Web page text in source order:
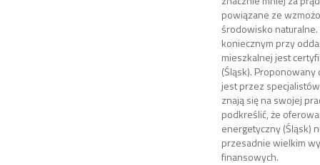
powiązane ze
środowisko
koniecznym przy
mieszkalnej jest
(Śląsk).
jest przez
znają się na swojej
podkreślić, że
energetyczny (Śląsk)
przesadnie wielkim
finansowych.